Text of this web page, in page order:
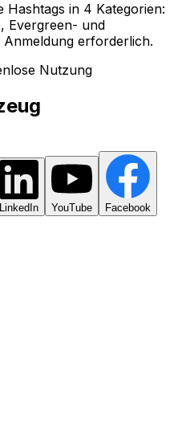
Hashtags in 4 Kategorien:
Evergreen- und
Anmeldung erforderlich.
Nutzung
LinkedIn YouTube Facebook